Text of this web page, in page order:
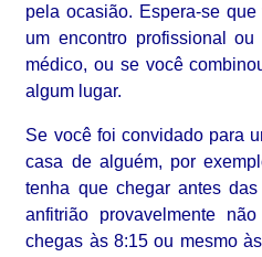
pela ocasião. Espera-se
um encontro profissional
médico, ou se você
algum lugar.
Se você foi convidado para
casa de alguém, por
tenha que chegar antes
anfitrião provavelmente
chegas às 8:15 ou mesmo